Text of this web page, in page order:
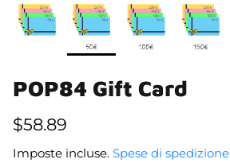
POP84 Gift Card
$58.89
Imposte incluse. Spese di spedizione